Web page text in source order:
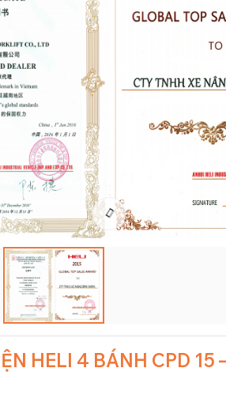
HELI 4 BÁNH CPD 15